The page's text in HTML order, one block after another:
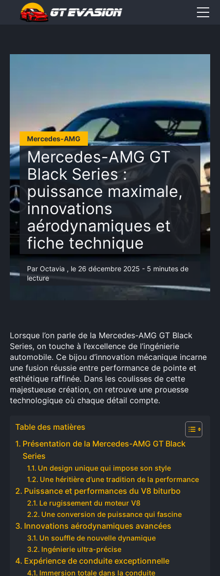
Mercedes-AMG
Mercedes-AMG GT
Black Series :
puissance maximale,
innovations
aérodynamiques et
fiche technique
Par Octavia , le 26 décembre 2025 - 5 minutes de
lecture
Lorsque l’on parle de la Mercedes-AMG GT Black
Series, on touche à l’excellence de l’ingénierie
automobile. Ce bijou d’innovation mécanique incarne
une fusion réussie entre performance de pointe et
esthétique raffinée. Dans les coulisses de cette
majestueuse création, on retrouve une prouesse
technologique où chaque détail compte.
Table des matières
Présentation de la Mercedes-AMG GT Black
Series
Un design unique qui impose son style
Une héritière d’une tradition de la performance
Puissance et performances du V8 biturbo
Le rugissement du moteur V8
Une conversion de puissance qui fascine
Innovations aérodynamiques avancées
Un souffle de nouvelle dynamique
Ingénierie ultra-précise
Expérience de conduite exceptionnelle
Immersion totale dans la conduite
Sorties
Élément
de
menu
Élément
de
menu
Élément
menu